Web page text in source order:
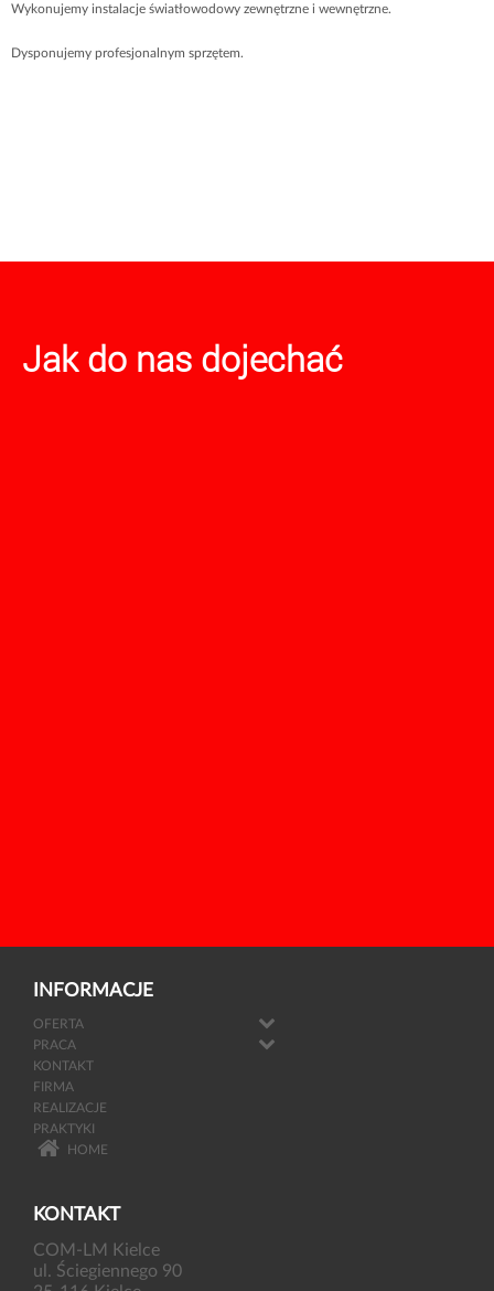
Wykonujemy instalacje światłowodowy zewnętrzne i wewnętrzne.
Dysponujemy profesjonalnym sprzętem.
Jak do nas dojechać
INFORMACJE
OFERTA
PRACA
KONTAKT
FIRMA
REALIZACJE
PRAKTYKI
HOME
KONTAKT
COM-LM Kielce
ul. Ściegiennego 90